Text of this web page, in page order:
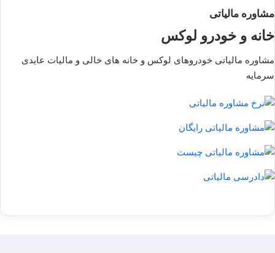
مشاوره مالیاتی
خانه و خودرو لوکس
مشاوره مالیاتی خودروهای لوکس و خانه های خالی و مالیات عایدی
سرمایه